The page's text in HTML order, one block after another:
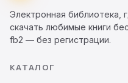
Электронная библиотека,
скачать любимые книги
fb2 — без регистрации.
КАТАЛОГ